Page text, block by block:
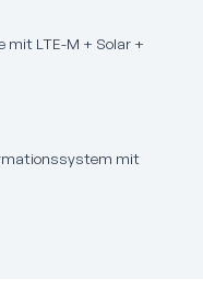
mit LTE-M + Solar +
mit